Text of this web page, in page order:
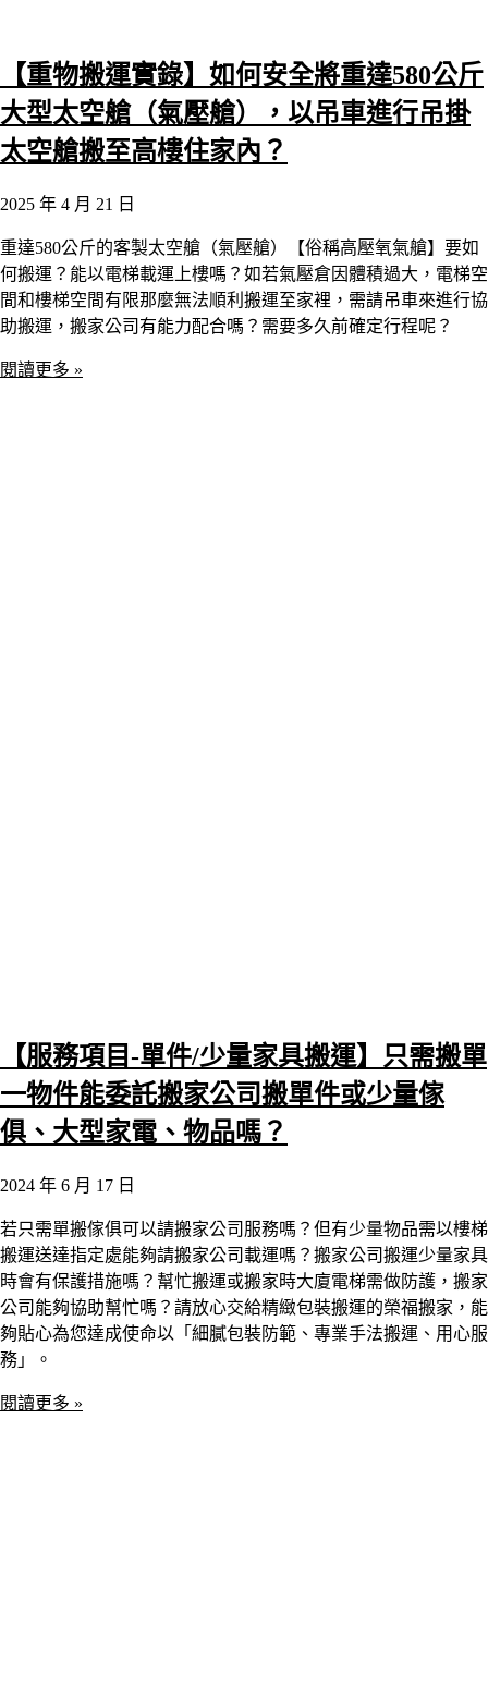
【重物搬運實錄】如何安全將重達580公斤
大型太空艙（氣壓艙），以吊車進行吊掛
太空艙搬至高樓住家內？
2025 年 4 月 21 日
重達580公斤的客製太空艙（氣壓艙）【俗稱高壓氧氣艙】要如
何搬運？能以電梯載運上樓嗎？如若氣壓倉因體積過大，電梯空
間和樓梯空間有限那麼無法順利搬運至家裡，需請吊車來進行協
助搬運，搬家公司有能力配合嗎？需要多久前確定行程呢？
閱讀更多 »
【服務項目-單件/少量家具搬運】只需搬單
一物件能委託搬家公司搬單件或少量傢
俱、大型家電、物品嗎？
2024 年 6 月 17 日
若只需單搬傢俱可以請搬家公司服務嗎？但有少量物品需以樓梯
搬運送達指定處能夠請搬家公司載運嗎？搬家公司搬運少量家具
時會有保護措施嗎？幫忙搬運或搬家時大廈電梯需做防護，搬家
公司能夠協助幫忙嗎？請放心交給精緻包裝搬運的榮福搬家，能
夠貼心為您達成使命以「細膩包裝防範、專業手法搬運、用心服
務」。
閱讀更多 »